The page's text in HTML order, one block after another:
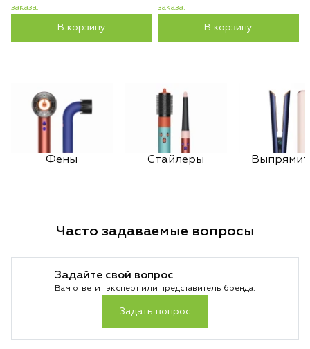
заказа.
В корзину
заказа.
В корзину
Фены Стайлеры
Часто задаваемые вопросы
Задайте свой вопрос
Вам ответит эксперт или представитель бренда.
Задать вопрос